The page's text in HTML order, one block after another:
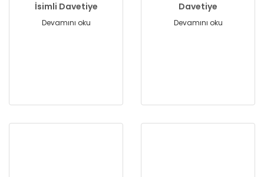
İsimli Davetiye
Devamını oku
Davetiye
Devamını oku